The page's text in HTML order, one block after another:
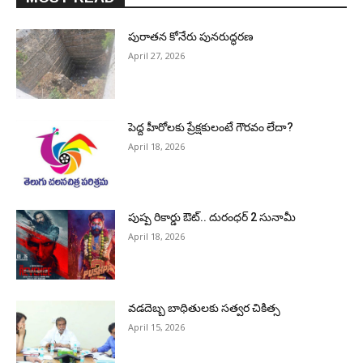
పురాత‌న కోనేరు పున‌రుద్ధ‌ర‌ణ
April 27, 2026
పెద్ద హీరోల‌కు ప్రేక్ష‌కులంటే గౌర‌వం లేదా?
April 18, 2026
పుష్ప రికార్డు ఔట్‌.. దురంధ‌ర్ 2 సునామీ
April 18, 2026
వడదెబ్బ బాధితులకు సత్వర చికిత్స
April 15, 2026